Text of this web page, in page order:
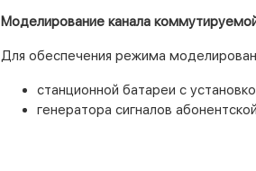
Моделирование канала
Для обеспечения режима
станционной батареи с
генератора сигналов